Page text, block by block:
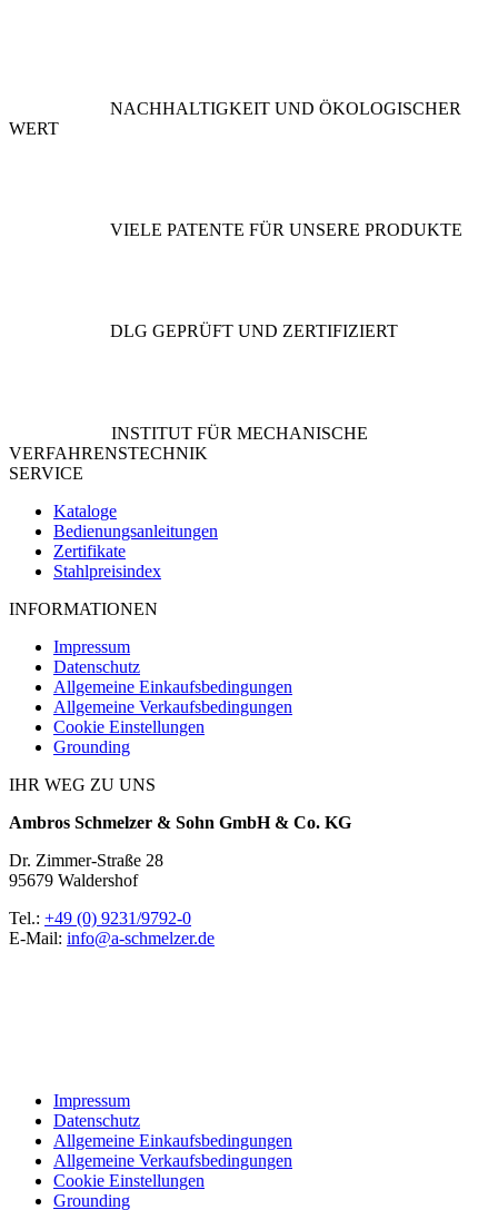
NACHHALTIGKEIT UND ÖKOLOGISCHER
WERT
VIELE PATENTE FÜR UNSERE PRODUKTE
DLG GEPRÜFT UND ZERTIFIZIERT
INSTITUT FÜR MECHANISCHE
VERFAHRENSTECHNIK
SERVICE
Kataloge
Bedienungsanleitungen
Zertifikate
Stahlpreisindex
INFORMATIONEN
Impressum
Datenschutz
Allgemeine Einkaufsbedingungen
Allgemeine Verkaufsbedingungen
Cookie Einstellungen
Grounding
IHR WEG ZU UNS
Ambros Schmelzer & Sohn GmbH & Co. KG
Dr. Zimmer-Straße 28
95679 Waldershof
Tel.: +49 (0) 9231/9792-0
E-Mail: info@a-schmelzer.de
Impressum
Datenschutz
Allgemeine Einkaufsbedingungen
Allgemeine Verkaufsbedingungen
Cookie Einstellungen
Grounding